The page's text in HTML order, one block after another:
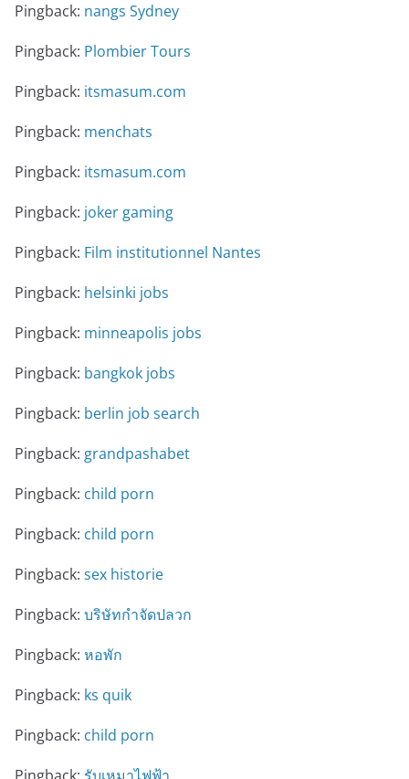
Pingback: nangs Sydney
Pingback: Plombier Tours
Pingback: itsmasum.com
Pingback: menchats
Pingback: itsmasum.com
Pingback: joker gaming
Pingback: Film institutionnel Nantes
Pingback: helsinki jobs
Pingback: minneapolis jobs
Pingback: bangkok jobs
Pingback: berlin job search
Pingback: grandpashabet
Pingback: child porn
Pingback: child porn
Pingback: sex historie
Pingback: บริษัทกำจัดปลวก
Pingback: หอพัก
Pingback: ks quik
Pingback: child porn